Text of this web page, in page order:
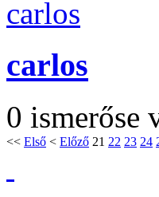
carlos
0 ismerőse
<< Első < Előző 21 22 23 24